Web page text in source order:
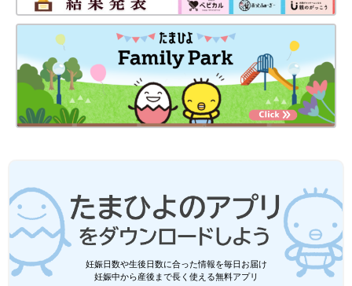
妊娠日数や生後日数に合った情報を毎日お届け
妊娠中から産後まで長く使える無料アプリ